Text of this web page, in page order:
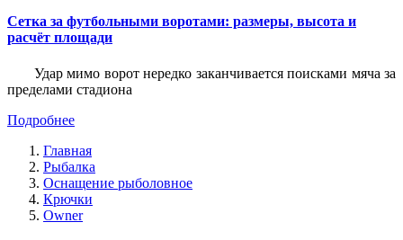
Сетка за футбольными воротами: размеры, высота и
расчёт площади
Удар мимо ворот нередко заканчивается поисками мяча за
пределами стадиона
Подробнее
Главная
Рыбалка
Оснащение рыболовное
Крючки
Owner